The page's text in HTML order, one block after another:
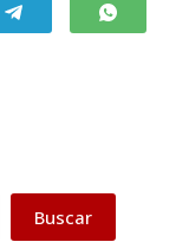
Buscar